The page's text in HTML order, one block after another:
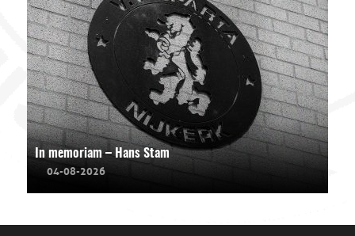
In memoriam – Hans Stam
04-08-2026